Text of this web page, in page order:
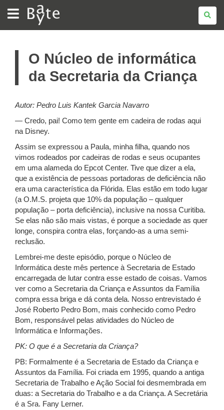
BATE
BYTE
O Núcleo de informática
da Secretaria da Criança
Autor: Pedro Luis Kantek Garcia Navarro
— Credo, pai! Como tem gente em cadeira de rodas aqui
na Disney.
Assim se expressou a Paula, minha filha, quando nos
vimos rodeados por cadeiras de rodas e seus ocupantes
em uma alameda do Epcot Center. Tive que dizer a ela,
que a existência de pessoas portadoras de deficiência não
era uma característica da Flórida. Elas estão em todo lugar
(a O.M.S. projeta que 10% da população – qualquer
população – porta deficiência), inclusive na nossa Curitiba.
Se elas não são mais vistas, é porque a sociedade as quer
longe, conspira contra elas, forçando-as a uma semi-
reclusão.
Lembrei-me deste episódio, porque o Núcleo de
Informática deste mês pertence à Secretaria de Estado
encarregada de lutar contra esse estado de coisas. Vamos
ver como a Secretaria da Criança e Assuntos da Família
compra essa briga e dá conta dela. Nosso entrevistado é
José Roberto Pedro Bom, mais conhecido como Pedro
Bom, responsável pelas atividades do Núcleo de
Informática e Informações.
PK: O que é a Secretaria da Criança?
PB: Formalmente é a Secretaria de Estado da Criança e
Assuntos da Família. Foi criada em 1995, quando a antiga
Secretaria de Trabalho e Ação Social foi desmembrada em
duas: a Secretaria do Trabalho e a da Criança. A Secretária
é a Sra. Fany Lerner.